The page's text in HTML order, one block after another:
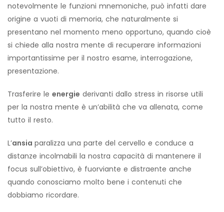
notevolmente le funzioni mnemoniche, può infatti dare
origine a vuoti di memoria, che naturalmente si
presentano nel momento meno opportuno, quando cioè
si chiede alla nostra mente di recuperare informazioni
importantissime per il nostro esame, interrogazione,
presentazione.
Trasferire le energie derivanti dallo stress in risorse utili
per la nostra mente è un’abilità che va allenata, come
tutto il resto.
L’ansia paralizza una parte del cervello e conduce a
distanze incolmabili la nostra capacità di mantenere il
focus sull’obiettivo, è fuorviante e distraente anche
quando conosciamo molto bene i contenuti che
dobbiamo ricordare.